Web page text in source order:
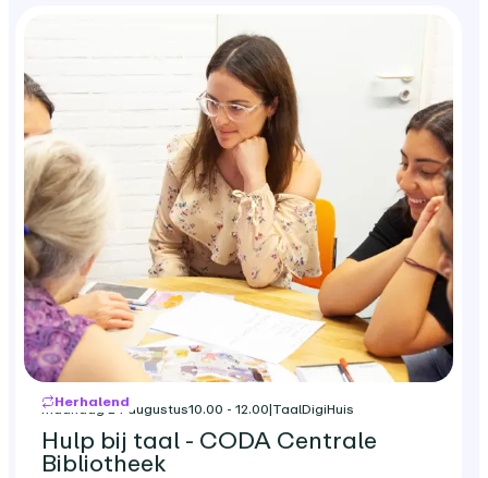
Herhalend
maandag 24 augustus10.00 - 12.00|TaalDigiHuis
Hulp bij taal - CODA Centrale
Bibliotheek